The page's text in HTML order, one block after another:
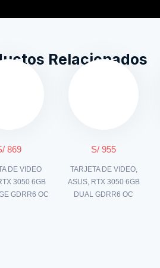
Relacionados
869
DE VIDEO
3050 6GB
GDRR6 OC
S/ 955
TARJETA DE VIDEO,
ASUS, RTX 3050 6GB
DUAL GDRR6 OC